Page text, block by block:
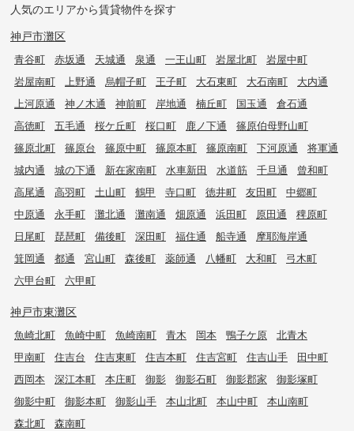
人気のエリアから賃貸物件を探す
神戸市灘区
青谷町 赤坂通 天城通 泉通 一王山町 岩屋北町
岩屋中町
岩屋南町
上野通 烏帽子町 王子町 大石東町 大石南町
大内通
上河原通
神ノ木通 神前町 岸地通 楠丘町 国玉通
倉石通
高徳町
五毛通 桜ケ丘町 桜口町 鹿ノ下通
篠原伯母野山町
篠原北町
篠原台 篠原中町 篠原本町 篠原南町 下河原通
将軍通
城内通
城の下通 新在家南町 水車新田 水道筋 千旦通
曾和町
高尾通
高羽町 土山町 鶴甲 寺口町 徳井町 友田町
中郷町
中原通
永手町 灘北通 灘南通 畑原通 浜田町 原田通
稗原町
日尾町
琵琶町 備後町 深田町 福住通 船寺通
摩耶海岸通
箕岡通
都通 宮山町 森後町 薬師通 八幡町 大和町
弓木町
六甲台町
六甲町
神戸市東灘区
魚崎北町 魚崎中町 魚崎南町 青木 岡本 鴨子ケ原
北青木
甲南町
住吉台 住吉東町 住吉本町 住吉宮町 住吉山手
田中町
西岡本
深江本町 本庄町 御影 御影石町 御影郡家
御影塚町
御影中町
御影本町 御影山手 本山北町 本山中町
本山南町
森北町
森南町